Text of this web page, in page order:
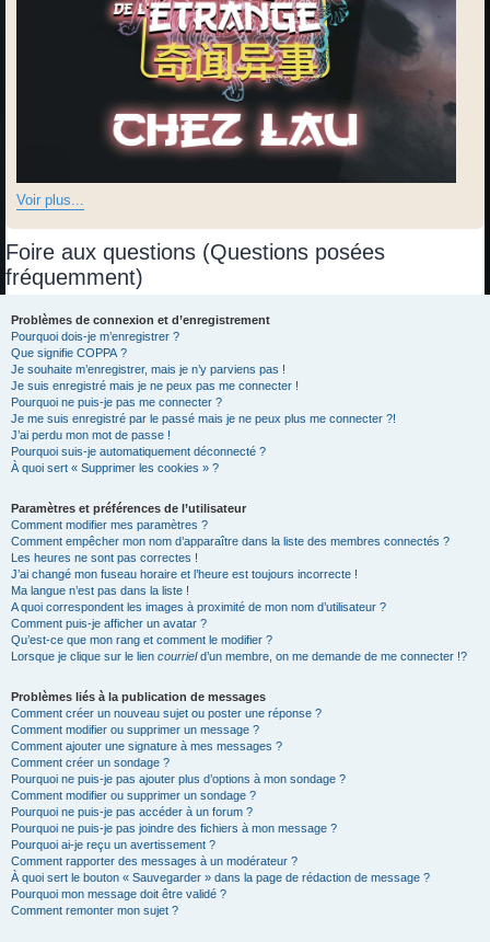
Voir plus...
Foire aux questions (Questions posées
fréquemment)
Problèmes de connexion et d’enregistrement
Pourquoi dois-je m’enregistrer ?
Que signifie COPPA ?
Je souhaite m’enregistrer, mais je n’y parviens pas !
Je suis enregistré mais je ne peux pas me connecter !
Pourquoi ne puis-je pas me connecter ?
Je me suis enregistré par le passé mais je ne peux plus me connecter ?!
J’ai perdu mon mot de passe !
Pourquoi suis-je automatiquement déconnecté ?
À quoi sert « Supprimer les cookies » ?
Paramètres et préférences de l’utilisateur
Comment modifier mes paramètres ?
Comment empêcher mon nom d’apparaître dans la liste des membres connectés ?
Les heures ne sont pas correctes !
J’ai changé mon fuseau horaire et l’heure est toujours incorrecte !
Ma langue n’est pas dans la liste !
A quoi correspondent les images à proximité de mon nom d’utilisateur ?
Comment puis-je afficher un avatar ?
Qu’est-ce que mon rang et comment le modifier ?
Lorsque je clique sur le lien courrield’un membre, on me demande de me connecter !?
Problèmes liés à la publication de messages
Comment créer un nouveau sujet ou poster une réponse ?
Comment modifier ou supprimer un message ?
Comment ajouter une signature à mes messages ?
Comment créer un sondage ?
Pourquoi ne puis-je pas ajouter plus d’options à mon sondage ?
Comment modifier ou supprimer un sondage ?
Pourquoi ne puis-je pas accéder à un forum ?
Pourquoi ne puis-je pas joindre des fichiers à mon message ?
Pourquoi ai-je reçu un avertissement ?
Comment rapporter des messages à un modérateur ?
À quoi sert le bouton « Sauvegarder » dans la page de rédaction de message ?
Pourquoi mon message doit être validé ?
Comment remonter mon sujet ?